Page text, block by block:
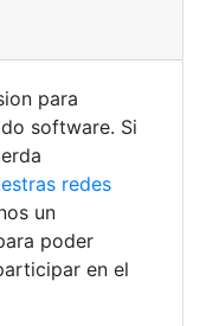
para
software. Si
redes
un
poder
en el